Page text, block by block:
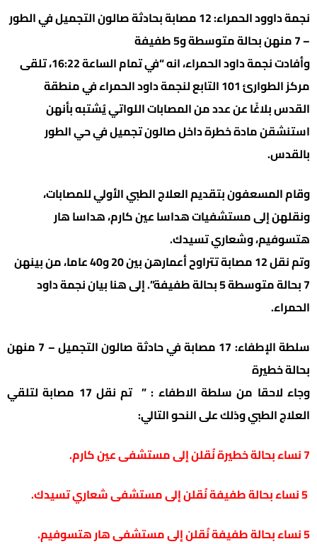
نجمة داوود الحمراء: 12 مصابة بحادثة صالون التجميل في الطور
– 7 منهن بحالة متوسطة و5 طفيفة
وأفادت نجمة داود الحمراء، انه “في تمام الساعة 16:22، تلقى
مركز الطوارئ 101 التابع لنجمة داود الحمراء في منطقة
القدس بلاغًا عن عدد من المصابات اللواتي يُشتبه بأنهن
استنشقن مادة خطرة داخل صالون تجميل في حي الطور
بالقدس.
وقام المسعفون بتقديم العلاج الطبي الأولي للمصابات،
ونقلهن إلى مستشفيات هداسا عين كارم، هداسا هار
هتسوفيم، وشعاري تسيدك.
وتم نقل 12 مصابة تتراوح أعمارهن بين 20 و40 عاما، من بينهن
7 بحالة متوسطة 5 بحالة طفيفة”. إلى هنا بيان نجمة داود
الحمراء.
سلطة الإطفاء: 17 مصابة في حادثة صالون التجميل – 7 منهن
بحالة خطيرة
وجاء لاحقا من سلطة الاطفاء : ” تم نقل 17 مصابة لتلقي
العلاج الطبي وذلك على النحو التالي: